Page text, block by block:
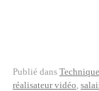
Publié dans
réalisateur vidéo